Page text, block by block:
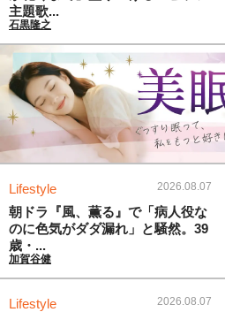
主題歌...
石黒隆之
Lifestyle 2026.08.07
朝ドラ『風、薫る』で「病人役な
のに色気がダダ漏れ」と騒然。39
歳・...
加賀谷健
Lifestyle 2026.08.07